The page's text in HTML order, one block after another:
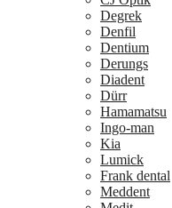
Degrek
Denfil
Dentium
Derungs
Diadent
Dürr
Hamamatsu
Ingo-man
Kia
Lumick
Frank dental
Meddent